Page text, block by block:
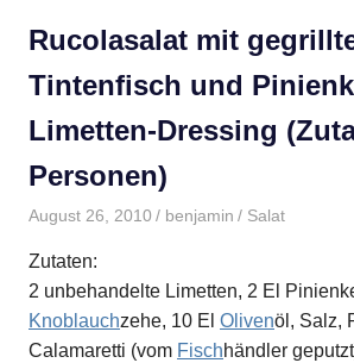
Rucolasalat mit
Tintenfisch und
Limetten-Dressing
Personen)
August 26, 2010 benjamin Salat
Zutaten:
2 unbehandelte Limetten, 2 El
Knoblauchzehe, 10 El Olivenöl, Salz,
Calamaretti (vom Fischhändler